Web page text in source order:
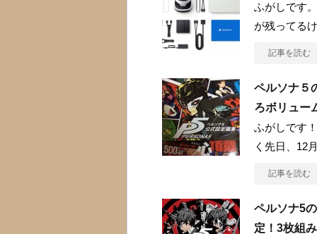
ふがしです
が残ってる
記事を読む
ペルソナ５
ろボリュー
ふがしです
く先日、12
記事を読む
ペルソナ5
定！3枚組